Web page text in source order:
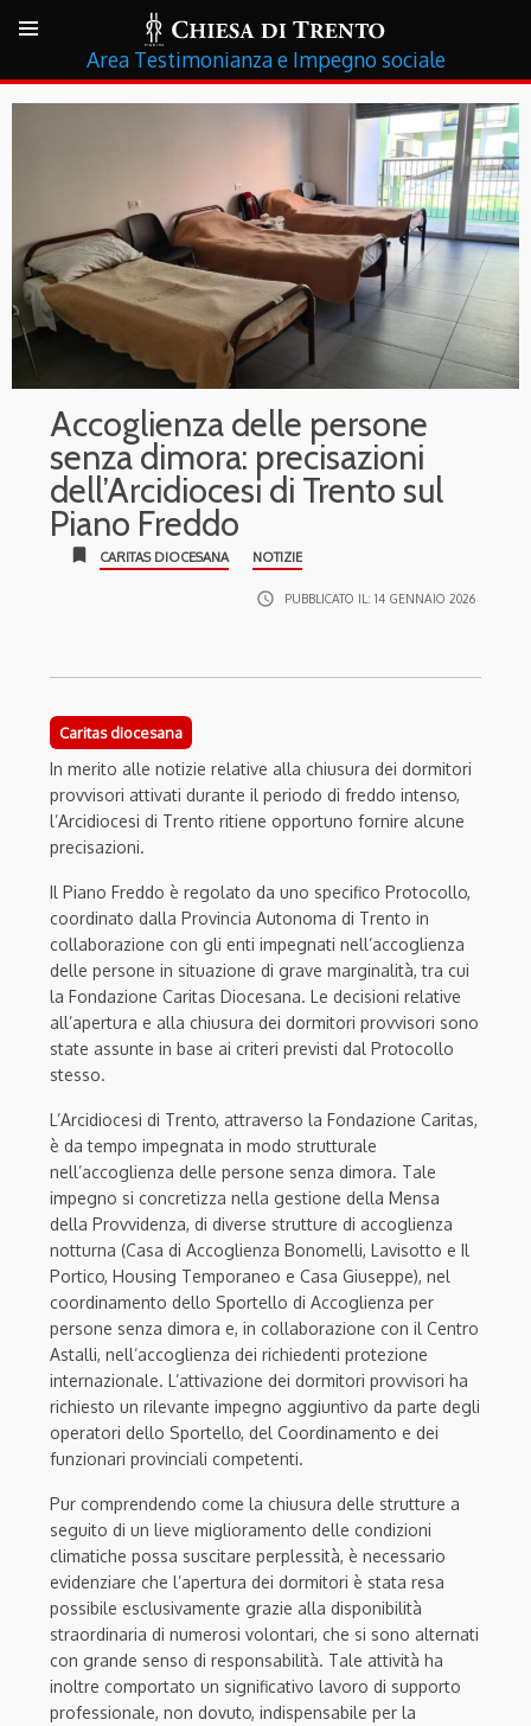
Testimonianza e Impegno sociale
Accoglienza delle persone
senza dimora: precisazioni
dell’Arcidiocesi di Trento sul
Piano Freddo
bookmark CARITAS DIOCESANA NOTIZIE
access_time PUBBLICATO IL: 14 GENNAIO 2026
Caritas diocesana
In merito alle notizie relative alla chiusura dei dormitori
provvisori attivati durante il periodo di freddo intenso,
l’Arcidiocesi di Trento ritiene opportuno fornire alcune
precisazioni.
Il Piano Freddo è regolato da uno specifico Protocollo,
coordinato dalla Provincia Autonoma di Trento in
collaborazione con gli enti impegnati nell’accoglienza
delle persone in situazione di grave marginalità, tra cui
la Fondazione Caritas Diocesana. Le decisioni relative
all’apertura e alla chiusura dei dormitori provvisori sono
state assunte in base ai criteri previsti dal Protocollo
stesso.
L’Arcidiocesi di Trento, attraverso la Fondazione Caritas,
è da tempo impegnata in modo strutturale
nell’accoglienza delle persone senza dimora. Tale
impegno si concretizza nella gestione della Mensa
della Provvidenza, di diverse strutture di accoglienza
notturna (Casa di Accoglienza Bonomelli, Lavisotto e Il
Portico, Housing Temporaneo e Casa Giuseppe), nel
coordinamento dello Sportello di Accoglienza per
persone senza dimora e, in collaborazione con il Centro
Astalli, nell’accoglienza dei richiedenti protezione
internazionale. L’attivazione dei dormitori provvisori ha
richiesto un rilevante impegno aggiuntivo da parte degli
operatori dello Sportello, del Coordinamento e dei
funzionari provinciali competenti.
Pur comprendendo come la chiusura delle strutture a
seguito di un lieve miglioramento delle condizioni
climatiche possa suscitare perplessità, è necessario
evidenziare che l’apertura dei dormitori è stata resa
possibile esclusivamente grazie alla disponibilità
straordinaria di numerosi volontari, che si sono alternati
con grande senso di responsabilità. Tale attività ha
inoltre comportato un significativo lavoro di supporto
professionale, non dovuto, indispensabile per la